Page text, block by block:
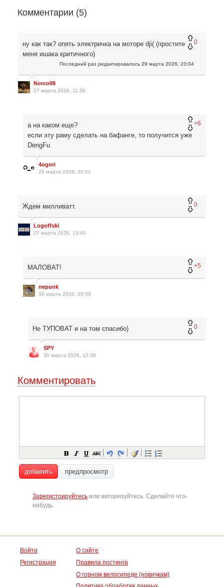
Комментарии (5)
0
ну как так? опять электричка на моторе dji( (простите
меня ишака критичного)
Последний раз редактировалось 29 марта 2026, 23:04
Norco08
27 марта 2026, 11:36
+6
а на каком еще?
если эту раму сделать на бафанге, то получится уже
DengFu
4ogori
29 марта 2026, 20:21
0
Ждем милливатт.
Logoffski
27 марта 2026, 13:40
+5
МАЛОВАТ!
nepunk
30 марта 2026, 09:59
0
Не ТУПОВАТ и на том спасибо)
SPY
30 марта 2026, 12:38
Комментировать
добавить предпросмотр
Зарегистрируйтесь или авторизуйтесь. Сделайте что-
нибудь.
Войти
Регистрация
О сайте
Правила постинга
О горном велосипеде (новичкам)